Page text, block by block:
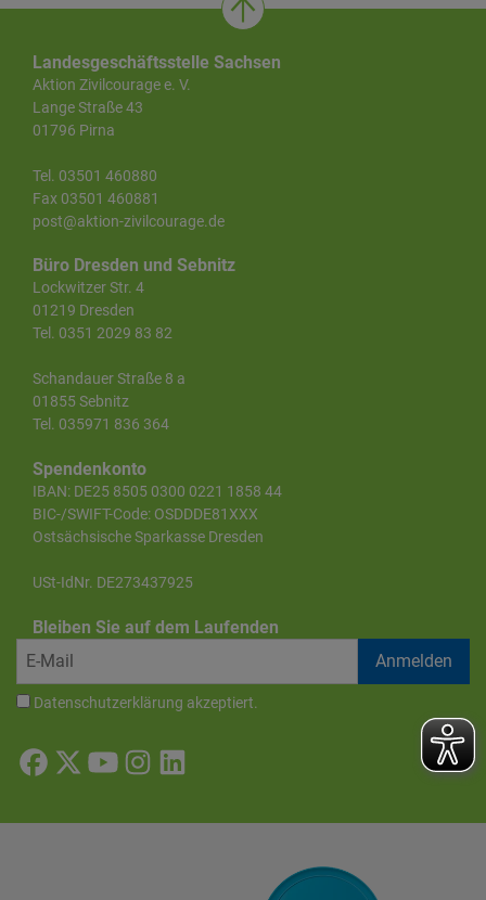
Landesgeschäftsstelle Sachsen
Aktion Zivilcourage e. V.
Lange Straße 43
01796 Pirna
Tel. 03501 460880
Fax 03501 460881
post@aktion-zivilcourage.de
Büro Dresden und Sebnitz
Lockwitzer Str. 4
01219 Dresden
Tel. 0351 2029 83 82
Schandauer Straße 8 a
01855 Sebnitz
Tel. 035971 836 364
Spendenkonto
IBAN: DE25 8505 0300 0221 1858 44
BIC-/SWIFT-Code: OSDDDE81XXX
Ostsächsische Sparkasse Dresden
USt-IdNr. DE273437925
Bleiben Sie auf dem Laufenden
Datenschutzerklärung akzeptiert.